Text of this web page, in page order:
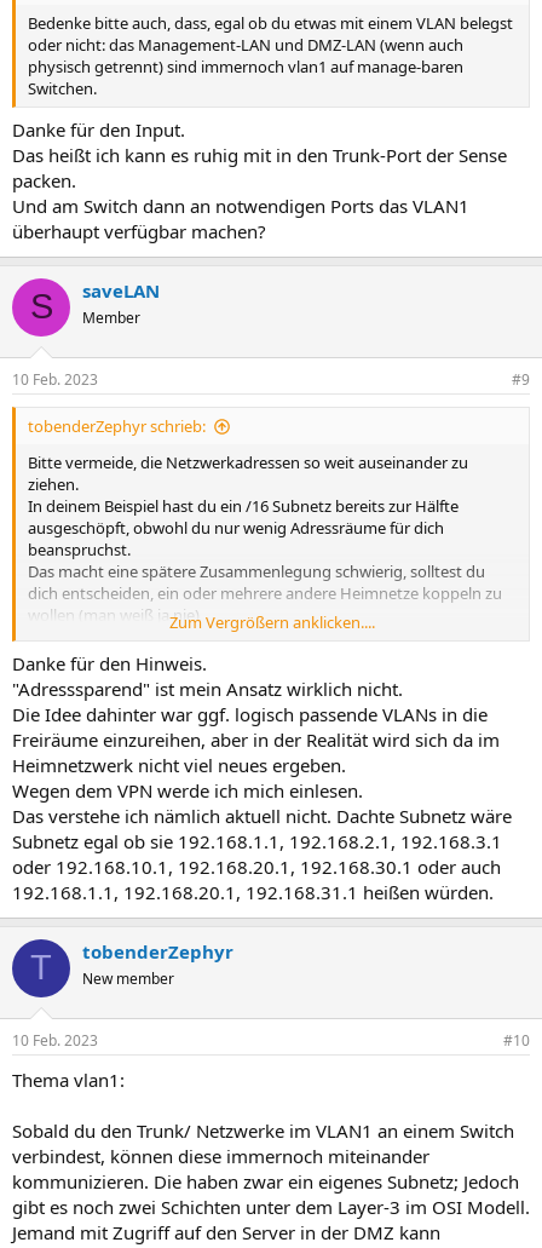
Bedenke bitte auch, dass, egal ob du etwas mit einem VLAN belegst
oder nicht: das Management-LAN und DMZ-LAN (wenn auch
physisch getrennt) sind immernoch vlan1 auf manage-baren
Switchen.
Danke für den Input.
Das heißt ich kann es ruhig mit in den Trunk-Port der Sense
packen.
Und am Switch dann an notwendigen Ports das VLAN1
überhaupt verfügbar machen?
S saveLAN
Member
10 Feb. 2023 #9
tobenderZephyr schrieb:
Bitte vermeide, die Netzwerkadressen so weit auseinander zu
ziehen.
In deinem Beispiel hast du ein /16 Subnetz bereits zur Hälfte
ausgeschöpft, obwohl du nur wenig Adressräume für dich
beanspruchst.
Das macht eine spätere Zusammenlegung schwierig, solltest du
dich entscheiden, ein oder mehrere andere Heimnetze koppeln zu
wollen (man weiß ja nie)
Also statt der .10 .20, .30 usw. zähle doch in normalen Schritten
hoch.
Zum Vergrößern anklicken....
Danke für den Hinweis.
"Adresssparend" ist mein Ansatz wirklich nicht.
Die Idee dahinter war ggf. logisch passende VLANs in die
Freiräume einzureihen, aber in der Realität wird sich da im
Heimnetzwerk nicht viel neues ergeben.
Wegen dem VPN werde ich mich einlesen.
Das verstehe ich nämlich aktuell nicht. Dachte Subnetz wäre
Subnetz egal ob sie 192.168.1.1, 192.168.2.1, 192.168.3.1
oder 192.168.10.1, 192.168.20.1, 192.168.30.1 oder auch
192.168.1.1, 192.168.20.1, 192.168.31.1 heißen würden.
T tobenderZephyr
New member
10 Feb. 2023 #10
Thema vlan1:
Sobald du den Trunk/ Netzwerke im VLAN1 an einem Switch
verbindest, können diese immernoch miteinander
kommunizieren. Die haben zwar ein eigenes Subnetz; Jedoch
gibt es noch zwei Schichten unter dem Layer-3 im OSI Modell.
Jemand mit Zugriff auf den Server in der DMZ kann